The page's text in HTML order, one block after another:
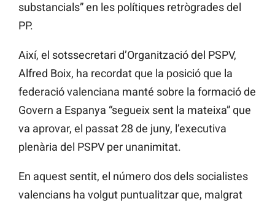
substancials” en les polítiques retrògrades del
PP.
Així, el sotssecretari d’Organització del PSPV,
Alfred Boix, ha recordat que la posició que la
federació valenciana manté sobre la formació de
Govern a Espanya “segueix sent la mateixa” que
va aprovar, el passat 28 de juny, l’executiva
plenària del PSPV per unanimitat.
En aquest sentit, el número dos dels socialistes
valencians ha volgut puntualitzar que, malgrat